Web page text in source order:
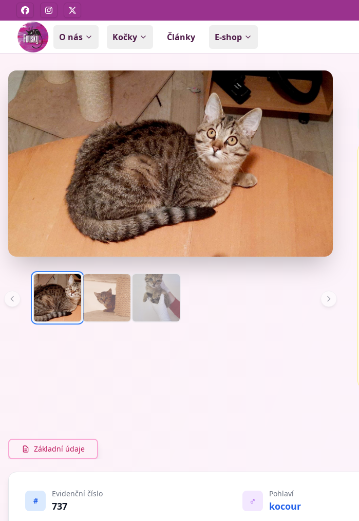
FacebookInstagram
X
O nás Kočky Články E-shop
Základní údaje
#
Evidenční číslo
737 ♂️
Pohlaví
kocour